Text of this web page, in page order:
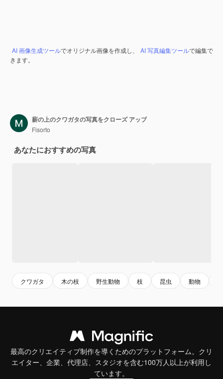
AI 画像生成ツールでオリジナル画像を作成し、 AI 写真編集ツールで編集で
きます。
薪の上のクワガタの写真をクローズ アップ
Fisorto
あなたにおすすめの写真
クワガタ 木の枝 野生動物 枝 昆虫 動物
最高のクリエイティブ制作を導くためのプラットフォーム。クリ
エイター、企業、代理店、スタジオを含む100万人以上が利用し
ています。